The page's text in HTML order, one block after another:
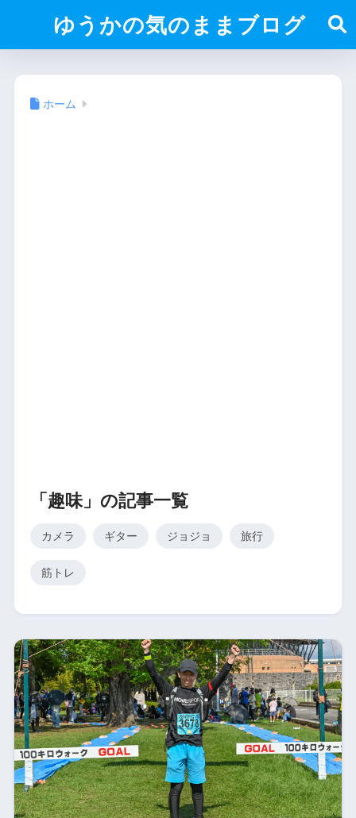
ゆうかの気のままブログ
ホーム
「趣味」の記事一覧
カメラ ギター ジョジョ 旅行
筋トレ